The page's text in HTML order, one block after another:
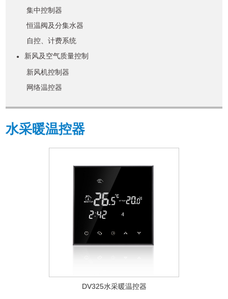
集中控制器
恒温阀及分集水器
自控、计费系统
●
新风及空气质量控制
新风机控制器
网络温控器
水采暖温控器
DV325水采暖温控器